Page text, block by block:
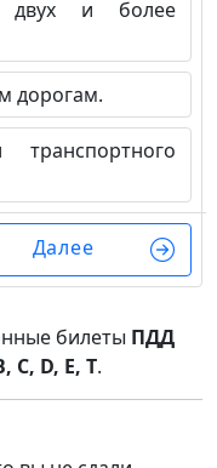
двух и более
дорогам.
Далее
билеты ПДД
C, D, E, T.